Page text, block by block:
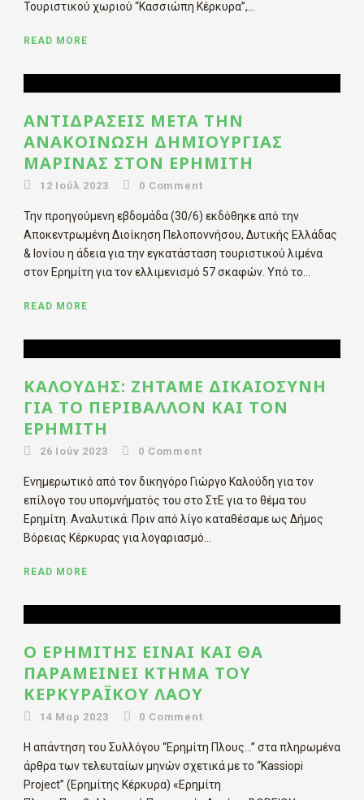
Τουριστικού χωριού “Κασσιώπη Κέρκυρα”,...
READ MORE
ΑΝΤΙΔΡΆΣΕΙΣ ΜΕΤΆ ΤΗΝ
ΑΝΑΚΟΊΝΩΣΗ ΔΗΜΙΟΥΡΓΊΑΣ
ΜΑΡΊΝΑΣ ΣΤΟΝ ΕΡΗΜΊΤΗ
12 Ιούλ 2023 0 Comment
Την προηγούμενη εβδομάδα (30/6) εκδόθηκε από την
Αποκεντρωμένη Διοίκηση Πελοποννήσου, Δυτικής Ελλάδας
& Ιονίου η άδεια για την εγκατάσταση τουριστικού λιμένα
στον Ερημίτη για τον ελλιμενισμό 57 σκαφών. Υπό το...
READ MORE
ΚΑΛΟΎΔΗΣ: ΖΗΤΆΜΕ ΔΙΚΑΙΟΣΎΝΗ
ΓΙΑ ΤΟ ΠΕΡΙΒΆΛΛΟΝ ΚΑΙ ΤΟΝ
ΕΡΗΜΊΤΗ
26 Ιούν 2023 0 Comment
Ενημερωτικό από τον δικηγόρο Γιώργο Καλούδη για τον
επίλογο του υπομνήματός του στο ΣτΕ για το θέμα του
Ερημίτη. Αναλυτικά: Πριν από λίγο καταθέσαμε ως Δήμος
Βόρειας Κέρκυρας για λογαριασμό...
READ MORE
Ο ΕΡΗΜΊΤΗΣ ΕΊΝΑΙ ΚΑΙ ΘΑ
ΠΑΡΑΜΕΊΝΕΙ ΚΤΉΜΑ ΤΟΥ
ΚΕΡΚΥΡΑΪΚΟΎ ΛΑΟΎ
14 Μαρ 2023 0 Comment
Η απάντηση του Συλλόγου “Ερημίτη Πλους…” στα πληρωμένα
άρθρα των τελευταίων μηνών σχετικά με το “Kassiopi
Project” (Ερημίτης Κέρκυρα) «Ερημίτη